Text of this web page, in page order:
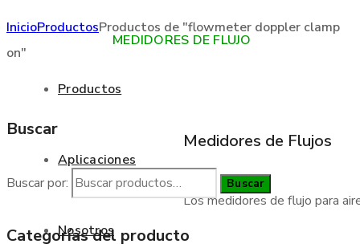
Productos
Aplicaciones
Nosotros
MEDIDORES DE FLUJO
Medidores de Flujos
Los medidores de flujo para
InicioProductosProductos de "flowmeter doppler clamp
on"
Buscar
Buscar por: Buscar
Categorías del producto